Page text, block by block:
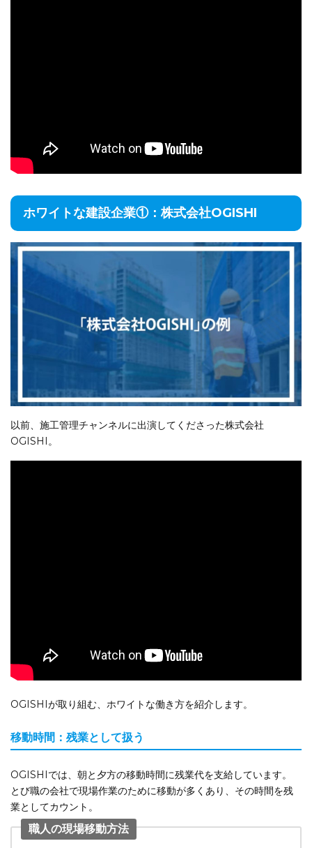
ホワイトな建設企業①：株式会社OGISHI
以前、施工管理チャンネルに出演してくださった株式会社
OGISHI。
OGISHIが取り組む、ホワイトな働き方を紹介します。
移動時間：残業として扱う
OGISHIでは、朝と夕方の移動時間に残業代を支給しています。
とび職の会社で現場作業のために移動が多くあり、その時間を残
業としてカウント。
職人の現場移動方法